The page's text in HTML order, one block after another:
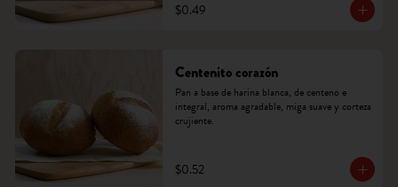
$0.49
Centenito corazón
Pan a base de harina blanca, de centeno e
integral, aroma agradable, miga suave y corteza
crujiente.
$0.52